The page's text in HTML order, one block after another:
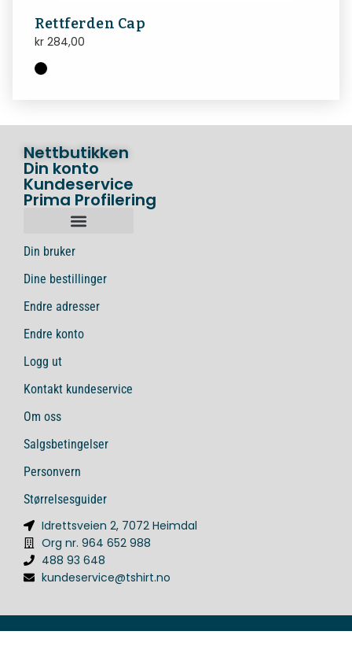
Rettferden Cap
kr 284,00
Nettbutikken
Din konto
Kundeservice
Prima Profilering
Din bruker
Dine bestillinger
Endre adresser
Endre konto
Logg ut
Kontakt kundeservice
Om oss
Salgsbetingelser
Personvern
Størrelsesguider
Idrettsveien 2, 7072 Heimdal
Org nr. 964 652 988
488 93 648
kundeservice@tshirt.no